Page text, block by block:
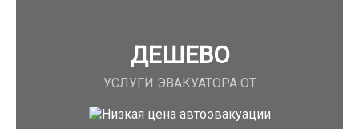
ДЕШЕВО
УСЛУГИ ЭВАКУАТОРА ОТ